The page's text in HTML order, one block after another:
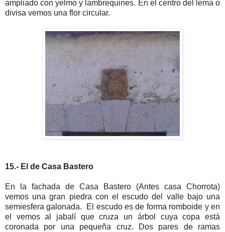
ampliado con yelmo y lambrequines. En el centro del lema o
divisa vemos una flor circular.
15.- El de Casa Bastero
En la fachada de Casa Bastero (Antes casa Chorrota)
vemos una gran piedra con el escudo del valle bajo una
semiesfera galonada.
El escudo es de forma romboide y en
el vemos al jabalí que cruza un árbol cuya copa está
coronada por una pequeña cruz. Dos pares de ramas